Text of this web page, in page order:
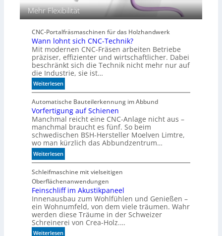
Mehr Flexibilität
CNC-Portalfräsmaschinen für das Holzhandwerk
Wann lohnt sich CNC-Technik?
Mit modernen CNC-Fräsen arbeiten Betriebe
präziser, effizienter und wirtschaftlicher. Dabei
beschränkt sich die Technik nicht mehr nur auf
die Industrie, sie ist…
Weiterlesen:
W
a
n
n
l
o
h
n
t
s
i
c
h
C
N
C
-
Automatische Bauteilerkennung im Abbund
Vorfertigung auf Schienen
Manchmal reicht eine CNC-Anlage nicht aus –
manchmal braucht es fünf. So beim
schwedischen BSH-Hersteller Moelven Limtre,
wo man kürzlich das Abbundzentrum…
Weiterlesen:
V
o
r
f
e
r
t
i
g
Schleifmaschine mit vielseitigen
Oberflächenanwendungen
Feinschliff im Akustikpaneel
Innenausbau zum Wohlfühlen und Genießen –
ein Wohnumfeld, von dem viele träumen. Wahr
werden diese Träume in der Schweizer
Schreinerei von Crea-Holz.…
Weiterlesen: